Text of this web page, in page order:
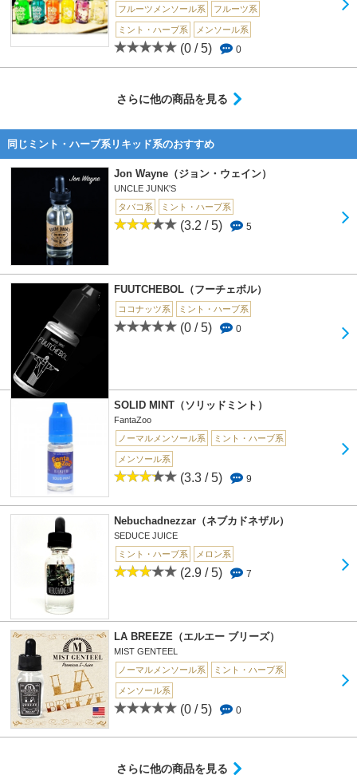
フルーツメンソール系 フルーツ系
ミント・ハーブ系 メンソール系
(0 / 5) 0
さらに他の商品を見る
同じミント・ハーブ系リキッド系のおすすめ
Jon Wayne（ジョン・ウェイン）
UNCLE JUNK'S
タバコ系
ミント・ハーブ系
(3.2 / 5) 5
FUUTCHEBOL（フーチェボル）
ココナッツ系 ミント・ハーブ系
(0 / 5) 0
SOLID MINT（ソリッドミント）
FantaZoo
ノーマルメンソール系
ミント・ハーブ系
メンソール系
(3.3 / 5) 9
Nebuchadnezzar（ネブカドネザル）
SEDUCE JUICE
ミント・ハーブ系
メロン系
(2.9 / 5) 7
LA BREEZE（エルエー ブリーズ）
MIST GENTEEL
ノーマルメンソール系
ミント・ハーブ系
メンソール系
(0 / 5) 0
さらに他の商品を見る